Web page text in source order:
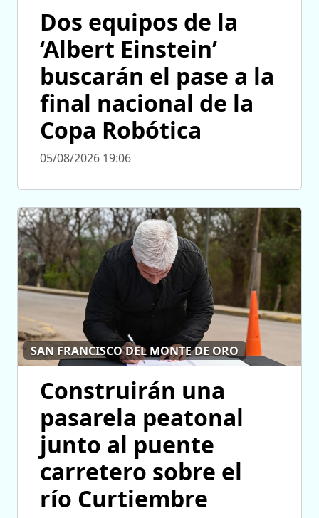
Dos equipos de la
‘Albert Einstein’
buscarán el pase a la
final nacional de la
Copa Robótica
05/08/2026 19:06
SAN FRANCISCO DEL MONTE DE ORO
Construirán una
pasarela peatonal
junto al puente
carretero sobre el
río Curtiembre